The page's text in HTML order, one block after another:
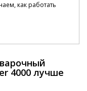
как работать
4000 лучше